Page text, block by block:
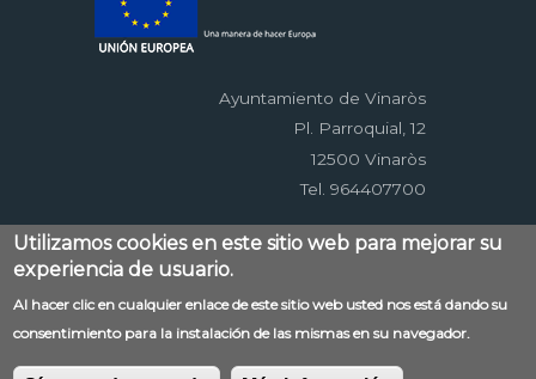
Ayuntamiento de Vinaròs
Pl. Parroquial, 12
12500 Vinaròs
Tel. 964407700
Menú
al
pie
Contacto Aviso legal
Accessibilitat
Política de privacidad
RSS
EDUSI
Utilizamos cookies en este sitio web para mejorar su
experiencia de usuario.
Al hacer clic en cualquier enlace de este sitio web usted nos está dando su
consentimiento para la instalación de las mismas en su navegador.